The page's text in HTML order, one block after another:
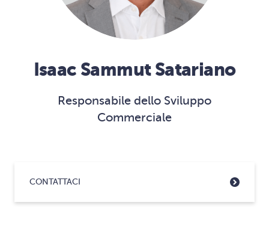
Isaac Sammut Satariano
Responsabile dello Sviluppo
Commerciale
CONTATTACI